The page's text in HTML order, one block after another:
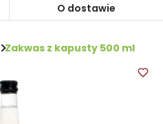
O dostawie
Zakwas z kapusty 500 ml